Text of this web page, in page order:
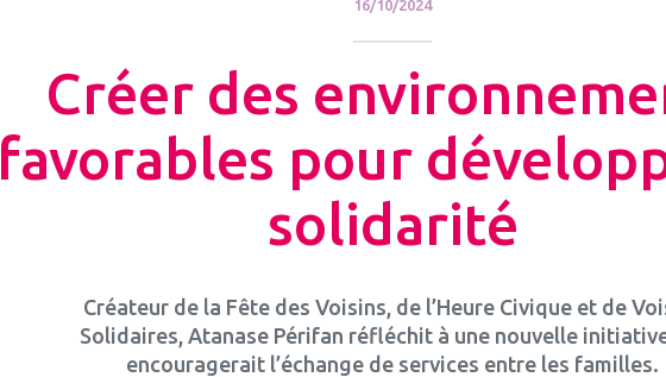
16/10/2024
Créer des
favorables pour
solidarité
Créateur de la Fête des Voisins, de l’Heure Civique et de
Solidaires, Atanase Périfan réfléchit à une nouvelle
encouragerait l’échange de services entre les familles.